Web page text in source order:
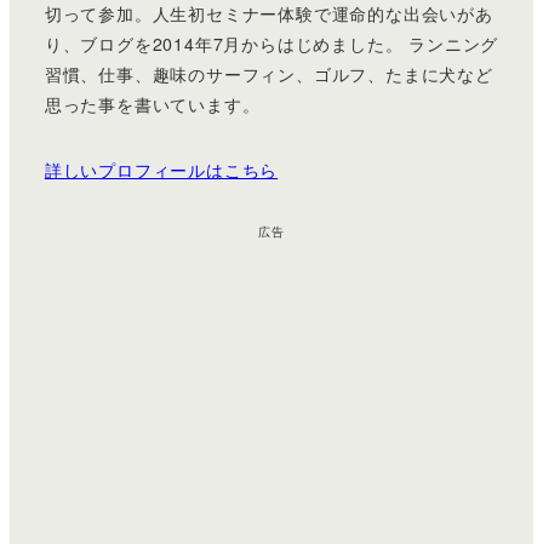
切って参加。人生初セミナー体験で運命的な出会いがあ
り、ブログを2014年7月からはじめました。 ランニング
習慣、仕事、趣味のサーフィン、ゴルフ、たまに犬など
思った事を書いています。
詳しいプロフィールはこちら
広告